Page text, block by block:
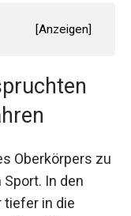
[Anzeigen]
Oberkörpers zu
In den
tiefer in die